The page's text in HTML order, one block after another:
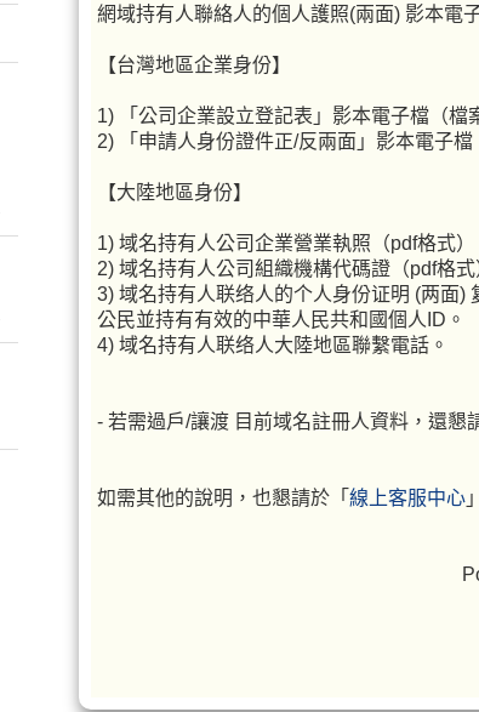
網域持有人聯絡人的個人護照(兩面) 影本電
【台灣地區企業身份】
1) 「公司企業設立登記表」影本電子檔（檔
2) 「申請人身份證件正/反兩面」影本電子檔
【大陸地區身份】
1) 域名持有人公司企業營業執照（pdf格式
2) 域名持有人公司組織機構代碼證（pdf格式
3) 域名持有人联络人的个人身份证明 (两面)
公民並持有有效的中華人民共和國個人ID。
4) 域名持有人联络人大陸地區聯繫電話。
- 若需過戶/讓渡 目前域名註冊人資料，還懇
如需其他的說明，也懇請於「 線上客服中心